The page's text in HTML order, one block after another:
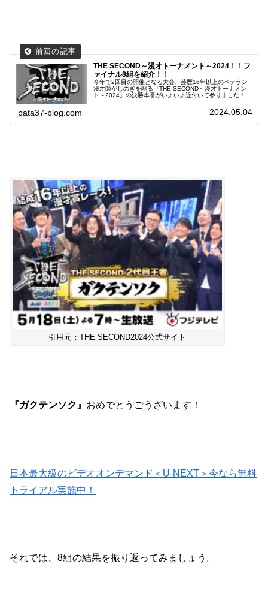
THE SECOND～漫才トーナメント～2024！！フ
ァイナル8組を紹介！！
今年で2回目の開催となる大会、芸歴16年以上のベテラン
漫才師がしのぎを削る『THE SECOND～漫才トーナメン
ト～2024』の決勝本番がいよいよ近付いて参りました！！
8組のベテラン漫才師と対戦カードを早速チェックしてい
pata37-blog.com 2024.05.04
引用元：THE SECOND2024公式サイト
『ガクテンソク』 おめでとうごうざいます！
日本最大級のビデオオンデマンド＜U-NEXT＞今なら無料
トライアル実施中！
それでは、8組の結果を振り返ってみましょう。